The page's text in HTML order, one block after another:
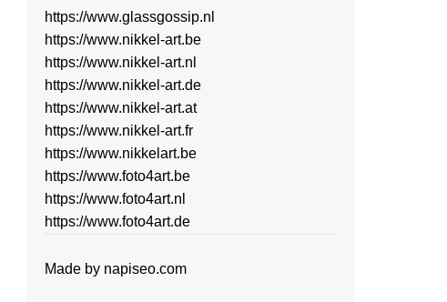
https://www.glassgossip.nl
https://www.nikkel-art.be
https://www.nikkel-art.nl
https://www.nikkel-art.de
https://www.nikkel-art.at
https://www.nikkel-art.fr
https://www.nikkelart.be
https://www.foto4art.be
https://www.foto4art.nl
https://www.foto4art.de
Made by napiseo.com